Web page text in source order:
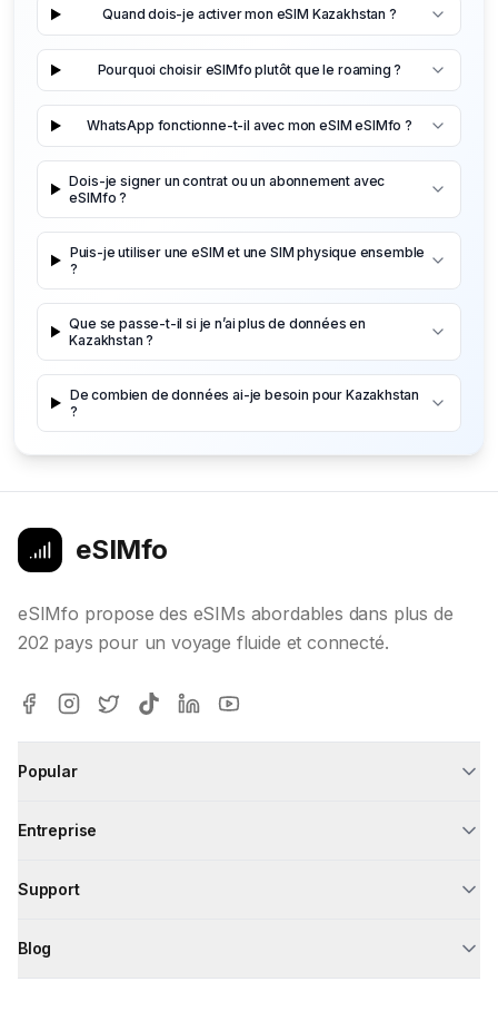
Quand dois-je activer mon eSIM Kazakhstan ?
Pourquoi choisir eSIMfo plutôt que le roaming ?
WhatsApp fonctionne-t-il avec mon eSIM eSIMfo ?
Dois-je signer un contrat ou un abonnement avec
eSIMfo ?
Puis-je utiliser une eSIM et une SIM physique ensemble
?
Que se passe-t-il si je n’ai plus de données en
Kazakhstan ?
De combien de données ai-je besoin pour Kazakhstan
?
eSIMfo
eSIMfo propose des eSIMs abordables dans plus de
202 pays pour un voyage fluide et connecté.
Popular
Entreprise
Support
Blog